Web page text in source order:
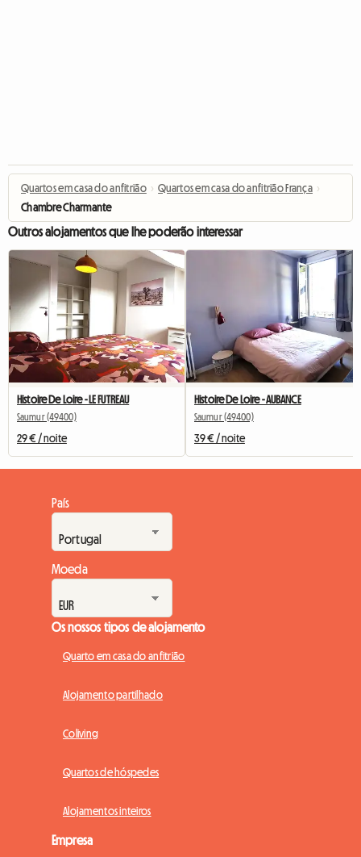
Quartos em casa do anfitrião › Quartos em casa do anfitrião França ›
Chambre Charmante
Outros alojamentos que lhe poderão interessar
Histoire De Loire - LE FUTREAU
Saumur (49400)
29 € / noite
Histoire De Loire - AUBANCE
Saumur (49400)
39 € / noite
País
Moeda
Os nossos tipos de alojamento
Quarto em casa do anfitrião
Alojamento partilhado
Coliving
Quartos de hóspedes
Alojamentos inteiros
Empresa